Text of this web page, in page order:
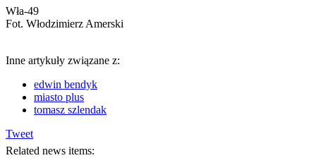
Wła-49
Fot. Włodzimierz Amerski
Inne artykuły związane z:
edwin bendyk
miasto plus
tomasz szlendak
Tweet
Related news items: